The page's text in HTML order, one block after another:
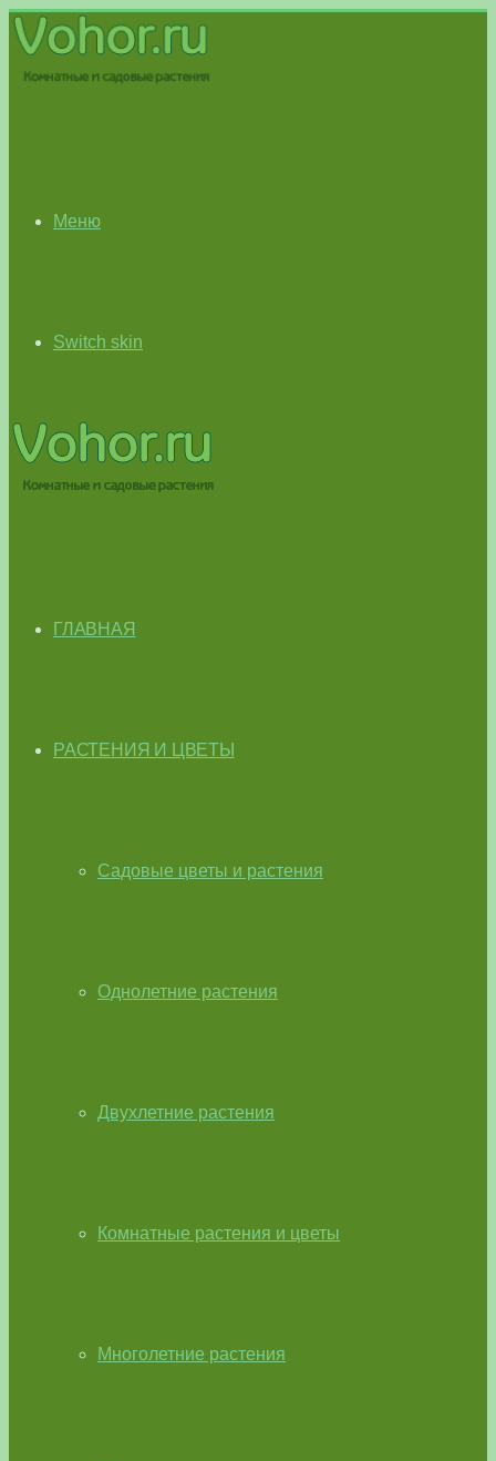
Меню
Switch skin
ГЛАВНАЯ
РАСТЕНИЯ И ЦВЕТЫ
Садовые цветы и растения
Однолетние растения
Двухлетние растения
Комнатные растения и цветы
Многолетние растения